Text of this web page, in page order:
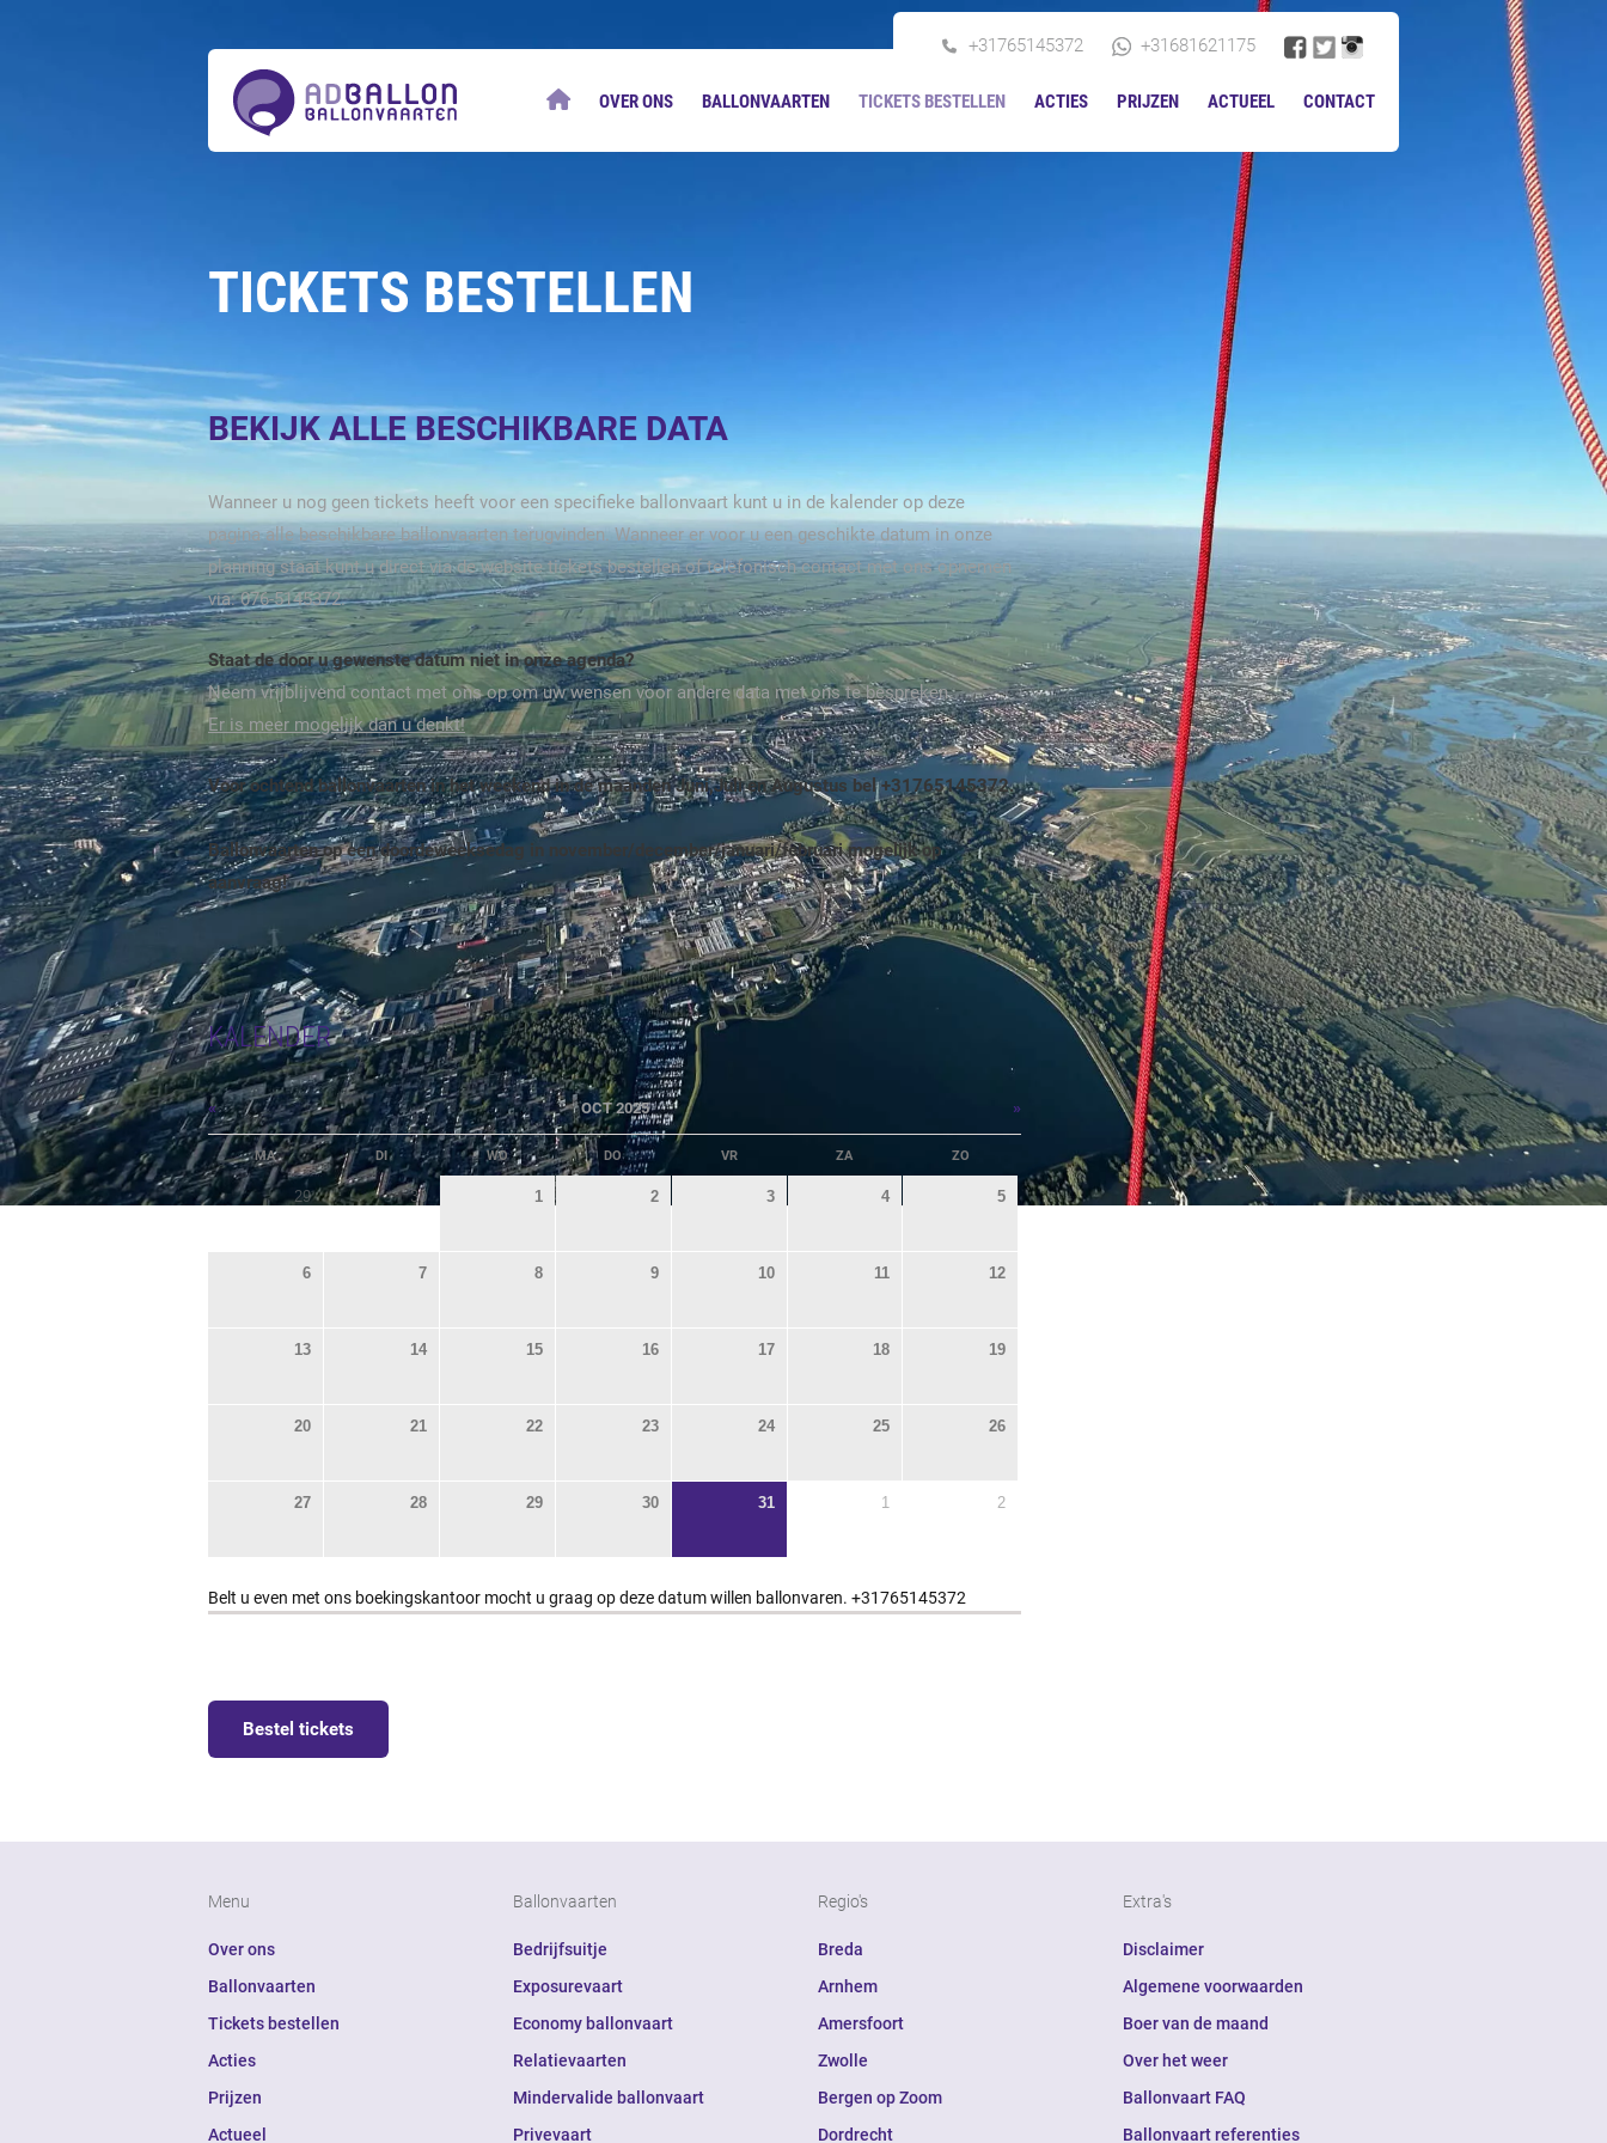
OVER ONS BALLONVAARTEN TICKETS BESTELLEN ACTIES PRIJZEN ACTUEEL CONTACT
+31765145372 +31681621175
TICKETS BESTELLEN
BEKIJK ALLE BESCHIKBARE DATA
Wanneer u nog geen tickets heeft voor een specifieke ballonvaart kunt u in de kalender op deze
pagina alle beschikbare ballonvaarten terugvinden. Wanneer er voor u een geschikte datum in onze
planning staat kunt u direct via de website tickets bestellen of telefonisch contact met ons opnemen
via: 076-5145372.
Staat de door u gewenste datum niet in onze agenda?
Neem vrijblijvend contact met ons op om uw wensen voor andere data met ons te bespreken.
Er is meer mogelijk dan u denkt!
Voor ochtend ballonvaarten in het weekend in de maanden Juni,Juli en Augustus bel +31765145372.
Ballonvaarten op een doordeweeksedag in november/december/januari/februari mogelijk op
aanvraag!
KALENDER
« OCT 2025 »
MA DI WO DO VR ZA ZO
29 30 1 2 3 4 5
6 7 8 9 10 11 12
13 14 15 16 17 18 19
20 21 22 23 24 25 26
27 28 29 30 31 1 2
Belt u even met ons boekingskantoor mocht u graag op deze datum willen ballonvaren. +31765145372
Bestel tickets
Menu
Over ons
Ballonvaarten
Tickets bestellen
Acties
Prijzen
Actueel
Ballonvaarten
Bedrijfsuitje
Exposurevaart
Economy ballonvaart
Relatievaarten
Mindervalide ballonvaart
Privevaart
Regio's
Breda
Arnhem
Amersfoort
Zwolle
Bergen op Zoom
Dordrecht
Extra's
Disclaimer
Algemene voorwaarden
Boer van de maand
Over het weer
Ballonvaart FAQ
Ballonvaart referenties